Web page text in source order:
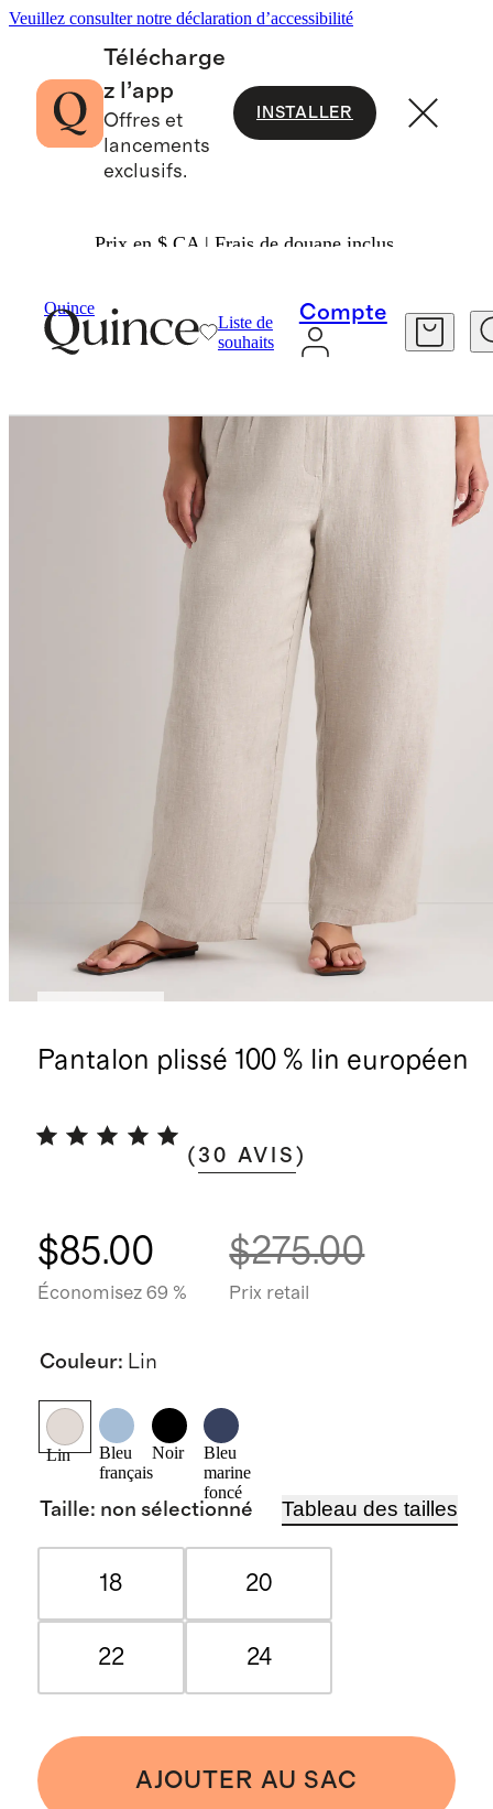
Veuillez consulter notre déclaration d’accessibilité
Télécharge
z l’app
Offres et
lancements
exclusifs.
INSTALLER
Prix en $ CA | Frais de douane inclus.
Quince
Liste de
souhaits
Compte
Pantalon plissé 100 % lin européen
(30 AVIS )
$85.00
Économisez 69 %
$275.00
Prix retail
Couleur: Lin
Lin
Bleu
français
Noir
Bleu
marine
foncé
Taille: non sélectionné Tableau des tailles
18 20
22 24
AJOUTER AU SAC